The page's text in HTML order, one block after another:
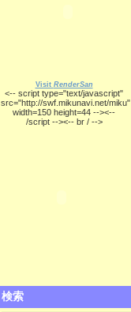
Visit RenderSan
<-- script type="text/javascript"
src="http://swf.mikunavi.net/miku"
width=150 height=44 --><--
/script --><-- br / -->
検索